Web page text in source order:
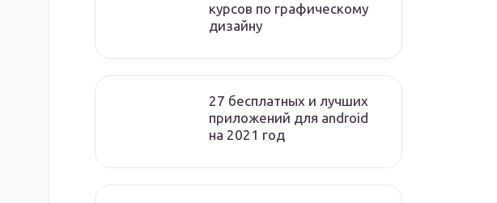
курсов по графическому
дизайну
27 бесплатных и лучших
приложений для android
на 2021 год